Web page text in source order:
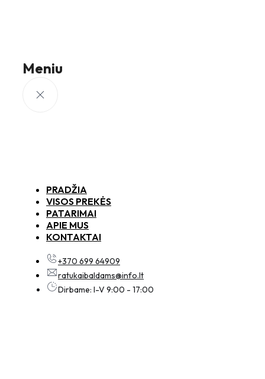
Meniu
PRADŽIA
VISOS PREKĖS
PATARIMAI
APIE MUS
KONTAKTAI
+370 699 64909
ratukaibaldams@info.lt
Dirbame: I-V 9:00 - 17:00